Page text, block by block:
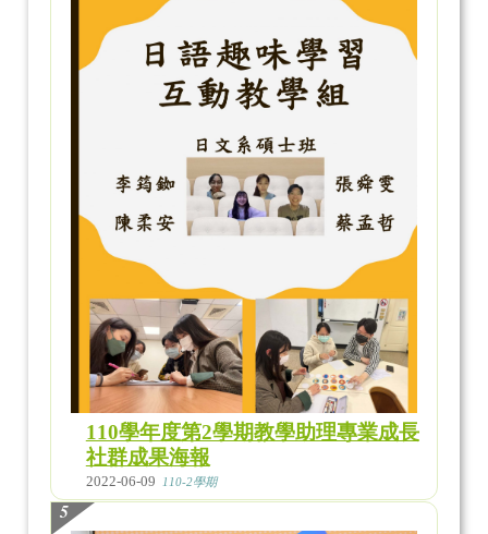
110學年度第2學期教學助理專業成長
社群成果海報
2022-06-09 110-2學期
5